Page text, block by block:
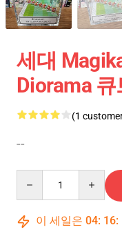
세대
Diorama 큐
(1
--
이 세일은 04: 16: